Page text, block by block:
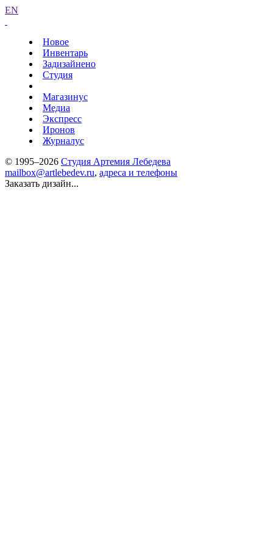
EN
Новое
Инвентарь
Задизайнено
Студия
Магазинус
Медиа
Экспресс
Иронов
Журналус
© 1995–2026 Студия Артемия Лебедева
mailbox@artlebedev.ru, адреса и телефоны
Заказать дизайн...